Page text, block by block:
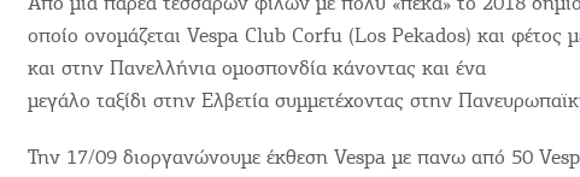
οποίο ονομάζεται Vespa Club Corfu (Los Pekados) και φέτος
και στην Πανελλήνια ομοσπονδία κάνοντας και ένα
μεγάλο ταξίδι στην Ελβετία συμμετέχοντας στην
Την 17/09 διοργανώνουμε έκθεση Vespa με πανω από 50